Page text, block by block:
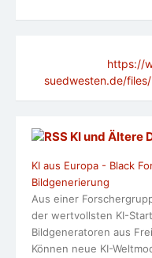
https://
suedwesten.de/
KI und Ältere
KI aus Europa - Black
Bildgenerierung
Aus einer
der wertvollsten KI-
Bildgeneratoren aus
Können neue KI-